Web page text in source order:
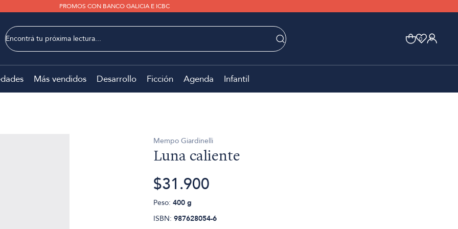
PROMOS CON BANCO GALICIA E ICBC
0 0
Más vendidos Desarrollo Ficción Agenda Infantil
Mempo Giardinelli
Luna caliente
$31.900
Peso: 400 g
ISBN: 987628054-6